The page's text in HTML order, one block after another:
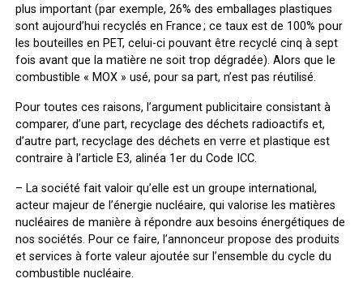
plus important (par exemple, 26% des emballages plastiques
sont aujourd’hui recyclés en France ; ce taux est de 100% pour
les bouteilles en PET, celui-ci pouvant être recyclé cinq à sept
fois avant que la matière ne soit trop dégradée). Alors que le
combustible « MOX » usé, pour sa part, n’est pas réutilisé.
Pour toutes ces raisons, l’argument publicitaire consistant à
comparer, d’une part, recyclage des déchets radioactifs et,
d’autre part, recyclage des déchets en verre et plastique est
contraire à l’article E3, alinéa 1erdu Code ICC.
– La société fait valoir qu’elle est un groupe international,
acteur majeur de l’énergie nucléaire, qui valorise les matières
nucléaires de manière à répondre aux besoins énergétiques de
nos sociétés. Pour ce faire, l’annonceur propose des produits
et services à forte valeur ajoutée sur l’ensemble du cycle du
combustible nucléaire.